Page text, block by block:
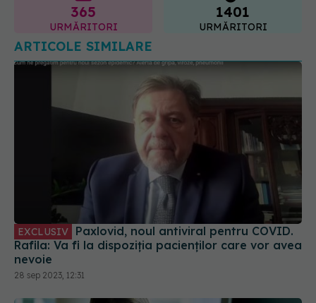
365
URMĂRITORI
1401
URMĂRITORI
ARTICOLE SIMILARE
EXCLUSIV
Rafila: Va fi la dispoziția pacienților care vor avea
nevoie
28 sep 2023, 12:31